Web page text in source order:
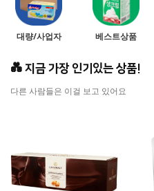
대량/사업자 베스트상품
💑 지금 가장 인기있는 상품!
다른 사람들은 이걸 보고 있어요